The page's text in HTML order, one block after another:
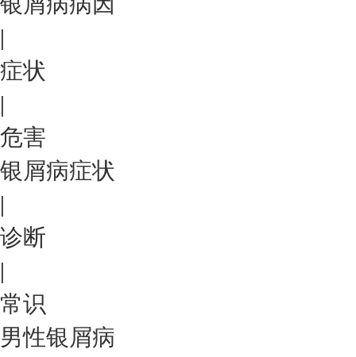
|
症状
|
危害
银屑病症状
|
诊断
|
常识
男性银屑病